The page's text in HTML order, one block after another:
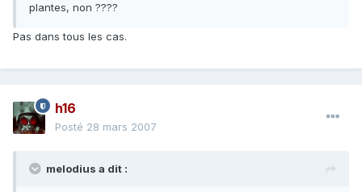
plantes, non ????
Pas dans tous les cas.
h16
Posté 28 mars 2007
melodius a dit :